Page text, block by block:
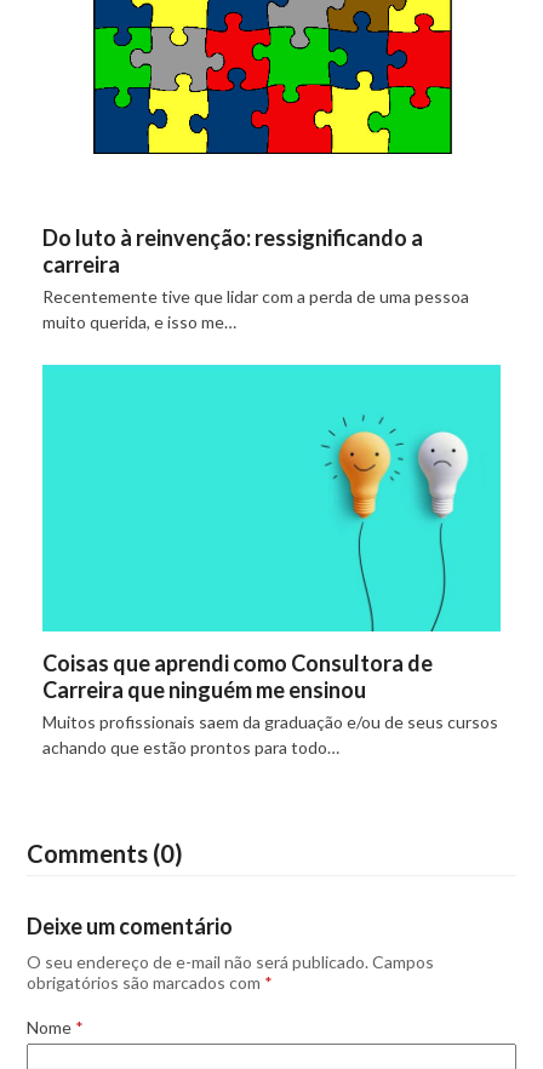
Do luto à reinvenção: ressignificando a
carreira
Recentemente tive que lidar com a perda de uma pessoa
muito querida, e isso me…
Coisas que aprendi como Consultora de
Carreira que ninguém me ensinou
Muitos profissionais saem da graduação e/ou de seus cursos
achando que estão prontos para todo…
Comments (0)
Deixe um comentário
O seu endereço de e-mail não será publicado. Campos
obrigatórios são marcados com *
Nome *